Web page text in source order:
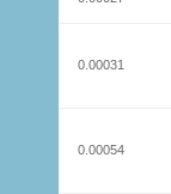
0.00031
0.00054